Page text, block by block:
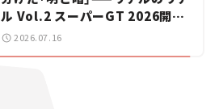
ル Vol.2 スーパーGT 2026開幕
戦 岡山国際サーキット
2026.07.16